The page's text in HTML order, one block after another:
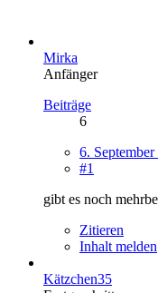
Mirka
Anfänger
Beiträge
6
6.
#1
gibt es noch
Zitieren
Inhalt melden
Kätzchen35